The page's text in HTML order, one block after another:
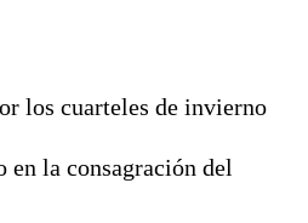
los cuarteles de invierno
la consagración del